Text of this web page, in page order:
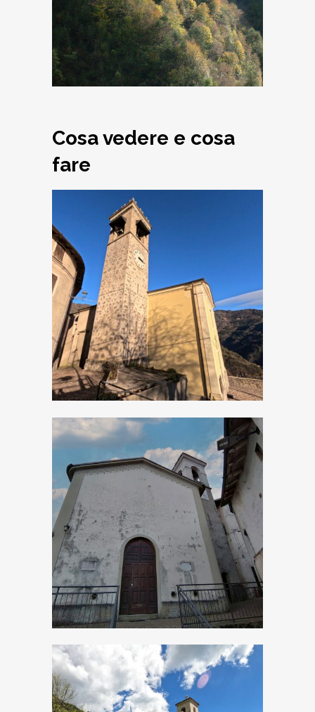
Cosa vedere e cosa
fare
Armo, Chiesa dei
Santi Simone e
Giuda Taddeo
Apostoli
Bollone, Chiesa di
San Michele
Arcangelo